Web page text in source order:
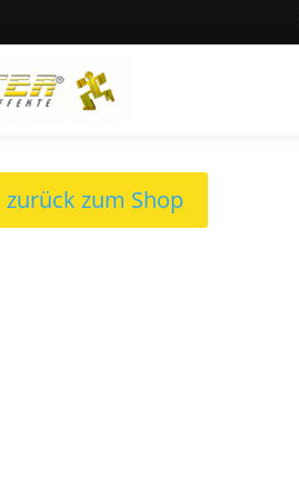
zurück zum Shop